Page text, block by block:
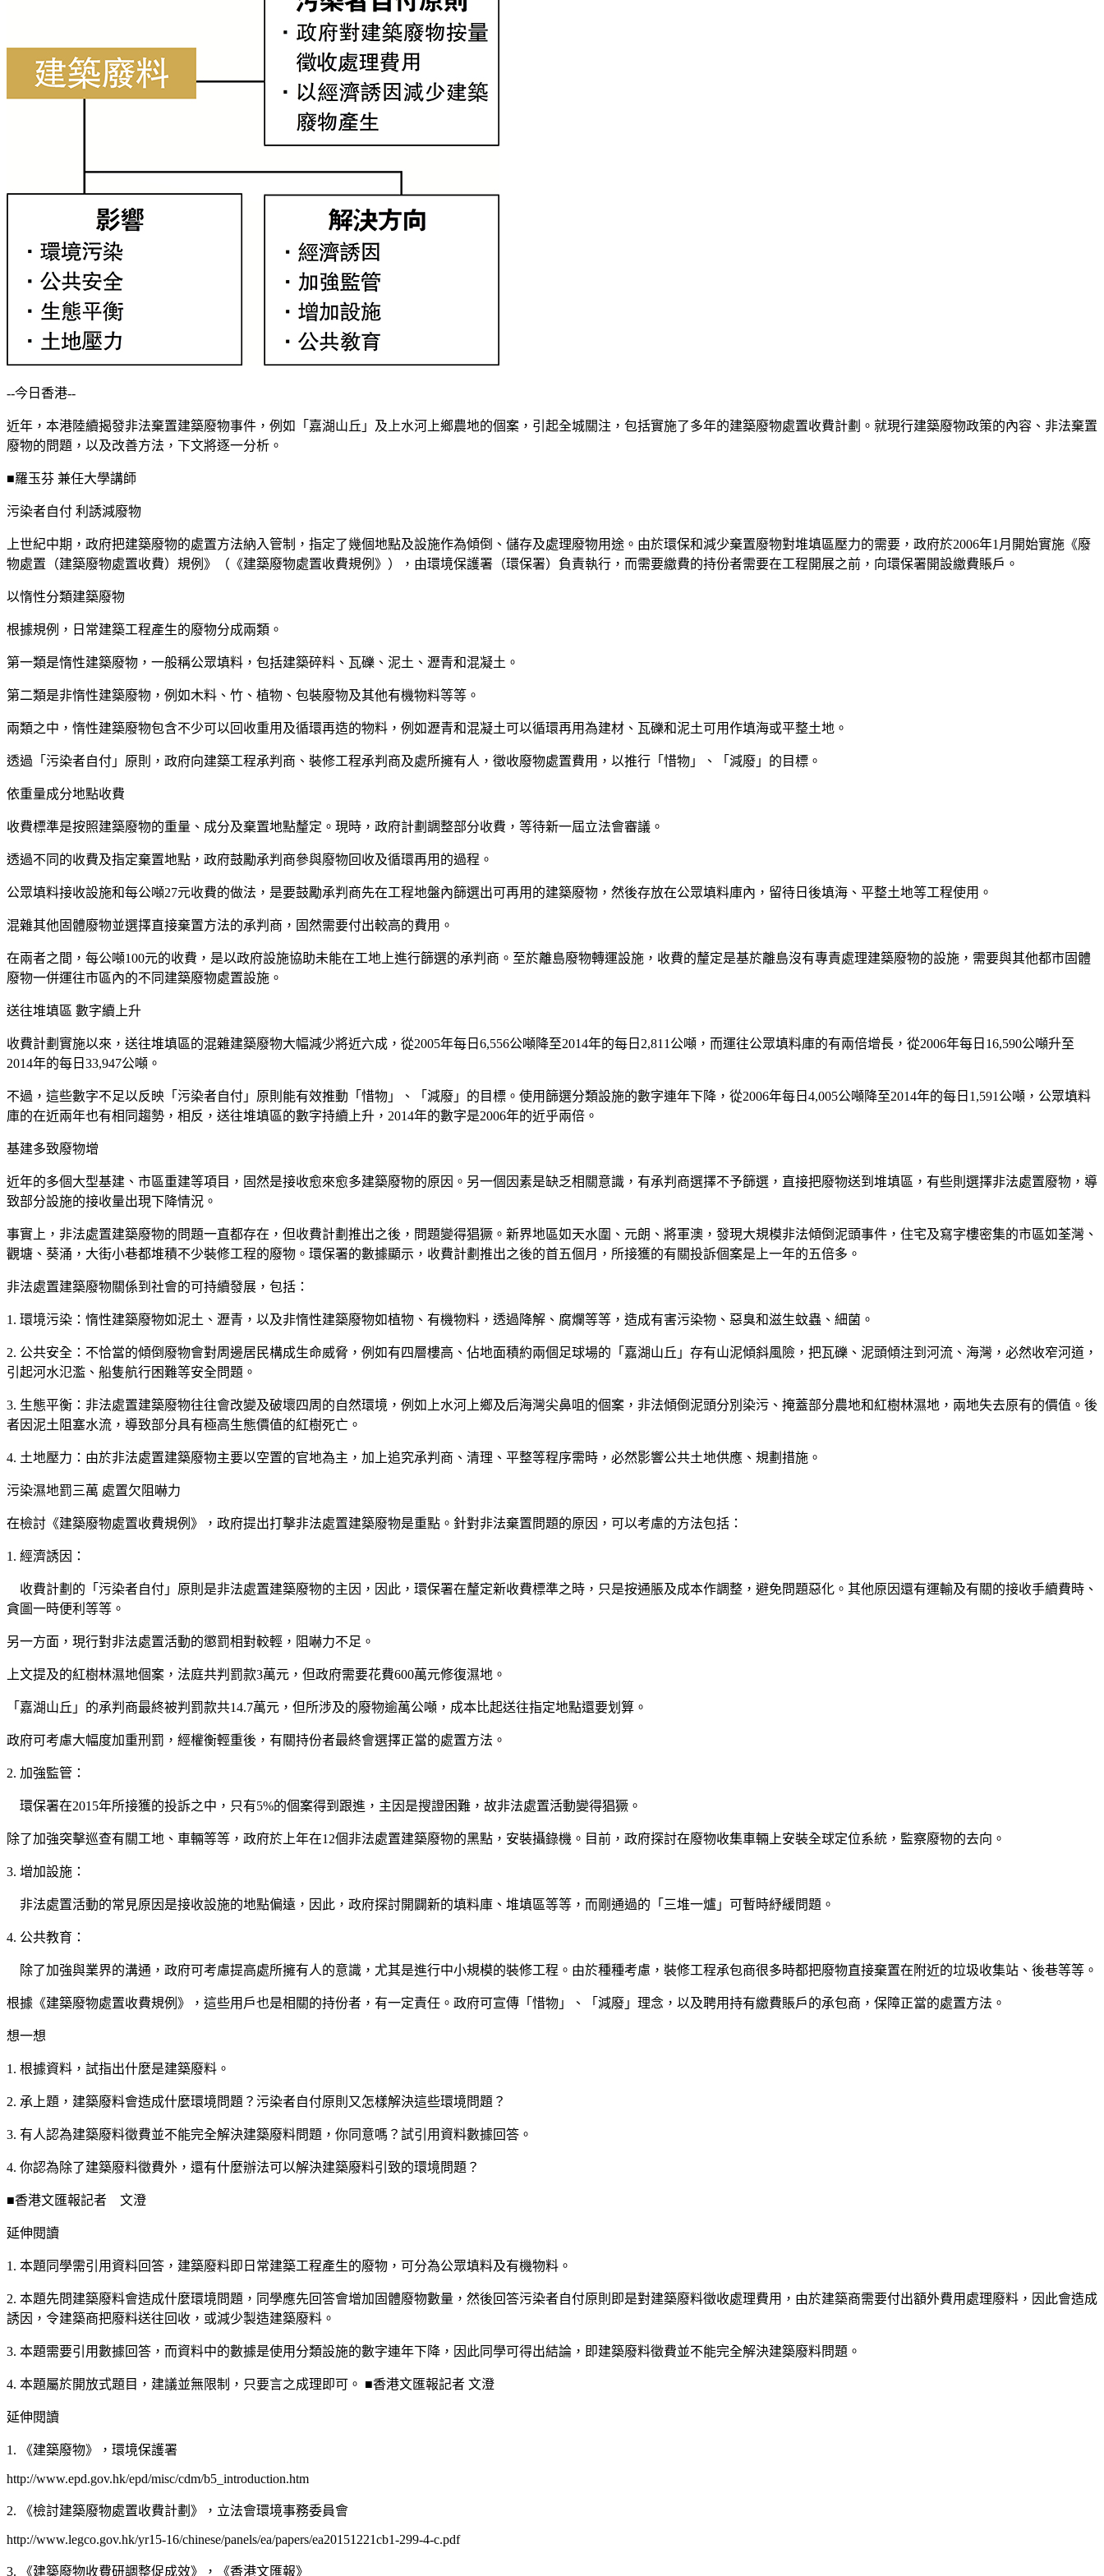
--今日香港--
近年，本港陸續揭發非法棄置建築廢物事件，例如「嘉湖山丘」及上水河上鄉農地的個案，引起全城關注，包括實施了多年的建築廢物處置收費計劃。就現行建築廢物政策的內容、非法棄置
廢物的問題，以及改善方法，下文將逐一分析。
■羅玉芬 兼任大學講師
污染者自付 利誘減廢物
上世紀中期，政府把建築廢物的處置方法納入管制，指定了幾個地點及設施作為傾倒、儲存及處理廢物用途。由於環保和減少棄置廢物對堆填區壓力的需要，政府於2006年1月開始實施《廢
物處置（建築廢物處置收費）規例》（《建築廢物處置收費規例》），由環境保護署（環保署）負責執行，而需要繳費的持份者需要在工程開展之前，向環保署開設繳費賬戶。
以惰性分類建築廢物
根據規例，日常建築工程產生的廢物分成兩類。
第一類是惰性建築廢物，一般稱公眾填料，包括建築碎料、瓦礫、泥土、瀝青和混凝土。
第二類是非惰性建築廢物，例如木料、竹、植物、包裝廢物及其他有機物料等等。
兩類之中，惰性建築廢物包含不少可以回收重用及循環再造的物料，例如瀝青和混凝土可以循環再用為建材、瓦礫和泥土可用作填海或平整土地。
透過「污染者自付」原則，政府向建築工程承判商、裝修工程承判商及處所擁有人，徵收廢物處置費用，以推行「惜物」、「減廢」的目標。
依重量成分地點收費
收費標準是按照建築廢物的重量、成分及棄置地點釐定。現時，政府計劃調整部分收費，等待新一屆立法會審議。
透過不同的收費及指定棄置地點，政府鼓勵承判商參與廢物回收及循環再用的過程。
公眾填料接收設施和每公噸27元收費的做法，是要鼓勵承判商先在工程地盤內篩選出可再用的建築廢物，然後存放在公眾填料庫內，留待日後填海、平整土地等工程使用。
混雜其他固體廢物並選擇直接棄置方法的承判商，固然需要付出較高的費用。
在兩者之間，每公噸100元的收費，是以政府設施協助未能在工地上進行篩選的承判商。至於離島廢物轉運設施，收費的釐定是基於離島沒有專責處理建築廢物的設施，需要與其他都市固體
廢物一併運往市區內的不同建築廢物處置設施。
送往堆填區 數字續上升
收費計劃實施以來，送往堆填區的混雜建築廢物大幅減少將近六成，從2005年每日6,556公噸降至2014年的每日2,811公噸，而運往公眾填料庫的有兩倍增長，從2006年每日16,590公噸升至
2014年的每日33,947公噸。
不過，這些數字不足以反映「污染者自付」原則能有效推動「惜物」、「減廢」的目標。使用篩選分類設施的數字連年下降，從2006年每日4,005公噸降至2014年的每日1,591公噸，公眾填料
庫的在近兩年也有相同趨勢，相反，送往堆填區的數字持續上升，2014年的數字是2006年的近乎兩倍。
基建多致廢物增
近年的多個大型基建、市區重建等項目，固然是接收愈來愈多建築廢物的原因。另一個因素是缺乏相關意識，有承判商選擇不予篩選，直接把廢物送到堆填區，有些則選擇非法處置廢物，導
致部分設施的接收量出現下降情況。
事實上，非法處置建築廢物的問題一直都存在，但收費計劃推出之後，問題變得猖獗。新界地區如天水圍、元朗、將軍澳，發現大規模非法傾倒泥頭事件，住宅及寫字樓密集的市區如荃灣、
觀塘、葵涌，大街小巷都堆積不少裝修工程的廢物。環保署的數據顯示，收費計劃推出之後的首五個月，所接獲的有關投訴個案是上一年的五倍多。
非法處置建築廢物關係到社會的可持續發展，包括：
1. 環境污染：惰性建築廢物如泥土、瀝青，以及非惰性建築廢物如植物、有機物料，透過降解、腐爛等等，造成有害污染物、惡臭和滋生蚊蟲、細菌。
2. 公共安全：不恰當的傾倒廢物會對周邊居民構成生命威脅，例如有四層樓高、佔地面積約兩個足球場的「嘉湖山丘」存有山泥傾斜風險，把瓦礫、泥頭傾注到河流、海灣，必然收窄河道，
引起河水氾濫、船隻航行困難等安全問題。
3. 生態平衡：非法處置建築廢物往往會改變及破壞四周的自然環境，例如上水河上鄉及后海灣尖鼻咀的個案，非法傾倒泥頭分別染污、掩蓋部分農地和紅樹林濕地，兩地失去原有的價值。後
者因泥土阻塞水流，導致部分具有極高生態價值的紅樹死亡。
4. 土地壓力：由於非法處置建築廢物主要以空置的官地為主，加上追究承判商、清理、平整等程序需時，必然影響公共土地供應、規劃措施。
污染濕地罰三萬 處置欠阻嚇力
在檢討《建築廢物處置收費規例》，政府提出打擊非法處置建築廢物是重點。針對非法棄置問題的原因，可以考慮的方法包括：
1. 經濟誘因：
收費計劃的「污染者自付」原則是非法處置建築廢物的主因，因此，環保署在釐定新收費標準之時，只是按通脹及成本作調整，避免問題惡化。其他原因還有運輸及有關的接收手續費時、
貪圖一時便利等等。
另一方面，現行對非法處置活動的懲罰相對較輕，阻嚇力不足。
上文提及的紅樹林濕地個案，法庭共判罰款3萬元，但政府需要花費600萬元修復濕地。
「嘉湖山丘」的承判商最終被判罰款共14.7萬元，但所涉及的廢物逾萬公噸，成本比起送往指定地點還要划算。
政府可考慮大幅度加重刑罰，經權衡輕重後，有關持份者最終會選擇正當的處置方法。
2. 加強監管：
環保署在2015年所接獲的投訴之中，只有5%的個案得到跟進，主因是搜證困難，故非法處置活動變得猖獗。
除了加強突擊巡查有關工地、車輛等等，政府於上年在12個非法處置建築廢物的黑點，安裝攝錄機。目前，政府探討在廢物收集車輛上安裝全球定位系統，監察廢物的去向。
3. 增加設施：
非法處置活動的常見原因是接收設施的地點偏遠，因此，政府探討開闢新的填料庫、堆填區等等，而剛通過的「三堆一爐」可暫時紓緩問題。
4. 公共教育：
除了加強與業界的溝通，政府可考慮提高處所擁有人的意識，尤其是進行中小規模的裝修工程。由於種種考慮，裝修工程承包商很多時都把廢物直接棄置在附近的垃圾收集站、後巷等等。
根據《建築廢物處置收費規例》，這些用戶也是相關的持份者，有一定責任。政府可宣傳「惜物」、「減廢」理念，以及聘用持有繳費賬戶的承包商，保障正當的處置方法。
想一想
1. 根據資料，試指出什麼是建築廢料。
2. 承上題，建築廢料會造成什麼環境問題？污染者自付原則又怎樣解決這些環境問題？
3. 有人認為建築廢料徵費並不能完全解決建築廢料問題，你同意嗎？試引用資料數據回答。
4. 你認為除了建築廢料徵費外，還有什麼辦法可以解決建築廢料引致的環境問題？
■香港文匯報記者 文澄
延伸閱讀
1. 本題同學需引用資料回答，建築廢料即日常建築工程產生的廢物，可分為公眾填料及有機物料。
2. 本題先問建築廢料會造成什麼環境問題，同學應先回答會增加固體廢物數量，然後回答污染者自付原則即是對建築廢料徵收處理費用，由於建築商需要付出額外費用處理廢料，因此會造成
誘因，令建築商把廢料送往回收，或減少製造建築廢料。
3. 本題需要引用數據回答，而資料中的數據是使用分類設施的數字連年下降，因此同學可得出結論，即建築廢料徵費並不能完全解決建築廢料問題。
4. 本題屬於開放式題目，建議並無限制，只要言之成理即可。 ■香港文匯報記者 文澄
延伸閱讀
1. 《建築廢物》，環境保護署
http://www.epd.gov.hk/epd/misc/cdm/b5_introduction.htm
2. 《檢討建築廢物處置收費計劃》，立法會環境事務委員會
http://www.legco.gov.hk/yr15-16/chinese/panels/ea/papers/ea20151221cb1-299-4-c.pdf
3. 《建築廢物收費研調整促成效》，《香港文匯報》